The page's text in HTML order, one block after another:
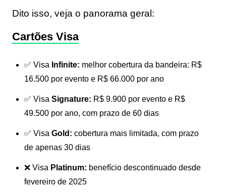
Dito isso, veja o panorama geral:
Cartões Visa
✅ Visa Infinite: melhor cobertura da bandeira: R$
16.500 por evento e R$ 66.000 por ano
✅ Visa Signature: R$ 9.900 por evento e R$
49.500 por ano, com prazo de 60 dias
✅ Visa Gold: cobertura mais limitada, com prazo
de apenas 30 dias
❌ Visa Platinum: benefício descontinuado desde
fevereiro de 2025